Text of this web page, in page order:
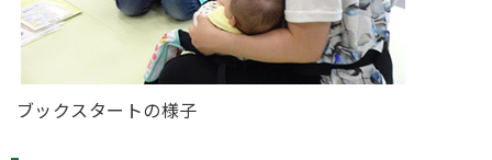
ブックスタートの様子